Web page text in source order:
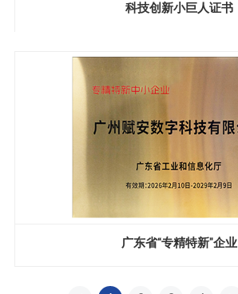
科技创新小巨人证书
广东省“专精特新”企业